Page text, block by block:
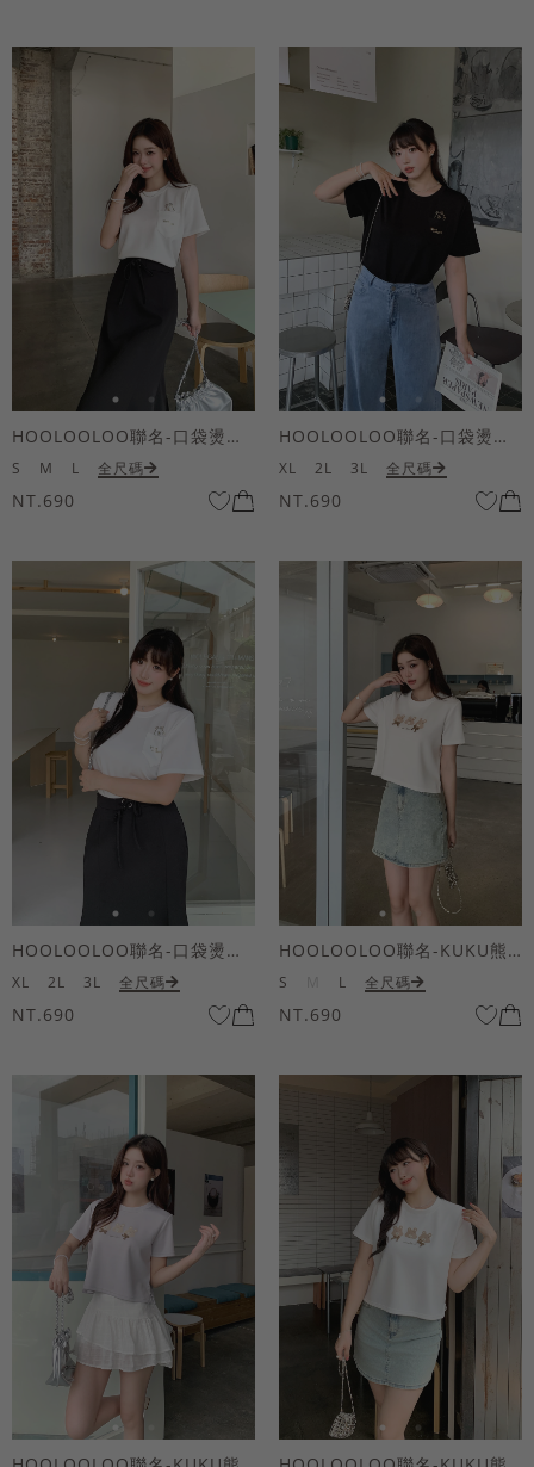
HOOLOOLOO聯名-口袋燙金KUKU熊短袖上衣
S M L 全尺碼
NT.690
HOOLOOLOO聯名-口袋燙金KUKU熊短袖上衣
XL 2L 3L 全尺碼
NT.690
HOOLOOLOO聯名-口袋燙金KUKU熊短袖上衣
XL 2L 3L 全尺碼
NT.690
HOOLOOLOO聯名-KUKU熊蝴蝶結短袖上衣
S L 全尺碼
NT.690